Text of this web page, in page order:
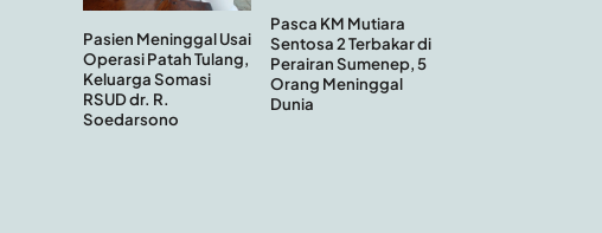
Pasien Meninggal Usai
Operasi Patah Tulang,
Keluarga Somasi
RSUD dr. R.
Soedarsono
Pasca KM Mutiara
Sentosa 2 Terbakar di
Perairan Sumenep, 5
Orang Meninggal
Dunia